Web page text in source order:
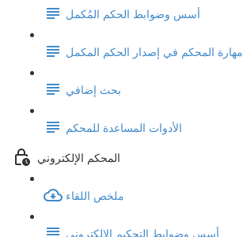
أسس وضوابط الحكم المُكمل
مهارة المحكم في إصدار الحكم المكمل
بحث إضافي
الأدوات المساعدة للمحكم
المحكم الإلكتروني
ملخص اللقاء
أسس وضوابط التحكيم الإلكتروني